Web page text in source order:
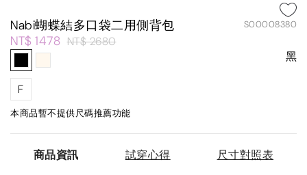
Nabi蝴蝶結多口袋二用側背包 S00008380
NT$ 1478 NT$ 2680
黑
F
本商品暫不提供尺碼推薦功能
商品資訊 試穿心得 尺寸對照表